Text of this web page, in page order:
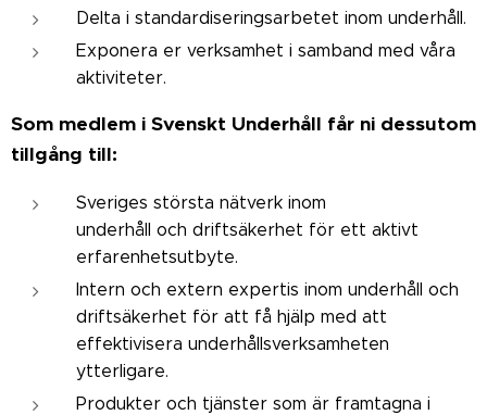
Delta i standardiseringsarbetet inom underhåll.
Exponera er verksamhet i samband med våra
aktiviteter.
Som medlem i Svenskt Underhåll får ni dessutom
tillgång till:
Sveriges största nätverk inom
underhåll och driftsäkerhet för ett aktivt
erfarenhetsutbyte.
Intern och extern expertis inom underhåll och
driftsäkerhet för att få hjälp med att
effektivisera underhållsverksamheten
ytterligare.
Produkter och tjänster som är framtagna i